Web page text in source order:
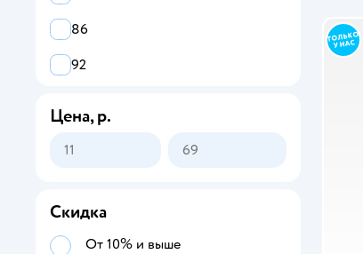
Ползунки
Песочники
86
92
Цена, р.
Скидка
От 10% и выше